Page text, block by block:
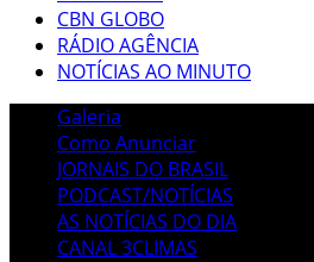
CBN GLOBO
RÁDIO AGÊNCIA
NOTÍCIAS AO MINUTO
Galeria
Como Anunciar
JORNAIS DO BRASIL
PODCAST/NOTÍCIAS
AS NOTÍCIAS DO DIA
CANAL 3CLIMAS